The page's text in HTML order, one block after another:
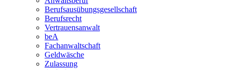
Berufsausübungs­gesellschaft
Berufsrecht
Vertrauensanwalt
beA
Fachanwaltschaft
Geldwäsche
Zulassung